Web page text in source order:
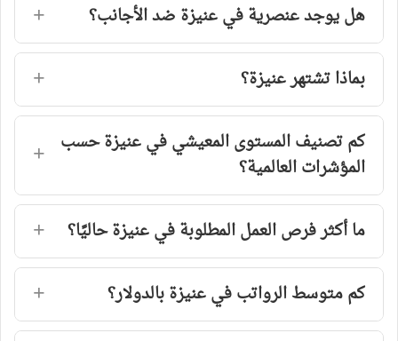
هل يوجد عنصرية في عنيزة ضد الأجانب؟
بماذا تشتهر عنيزة؟
كم تصنيف المستوى المعيشي في عنيزة حسب
المؤشرات العالمية؟
ما أكثر فرص العمل المطلوبة في عنيزة حاليًا؟
كم متوسط الرواتب في عنيزة بالدولار؟